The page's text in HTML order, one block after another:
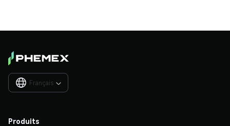
Français 
Produits